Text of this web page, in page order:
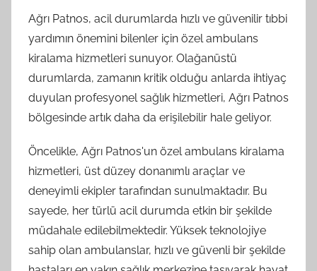
Ağrı Patnos, acil durumlarda hızlı ve güvenilir tıbbi
yardımın önemini bilenler için özel ambulans
kiralama hizmetleri sunuyor. Olağanüstü
durumlarda, zamanın kritik olduğu anlarda ihtiyaç
duyulan profesyonel sağlık hizmetleri, Ağrı Patnos
bölgesinde artık daha da erişilebilir hale geliyor.
Öncelikle, Ağrı Patnos'un özel ambulans kiralama
hizmetleri, üst düzey donanımlı araçlar ve
deneyimli ekipler tarafından sunulmaktadır. Bu
sayede, her türlü acil durumda etkin bir şekilde
müdahale edilebilmektedir. Yüksek teknolojiye
sahip olan ambulanslar, hızlı ve güvenli bir şekilde